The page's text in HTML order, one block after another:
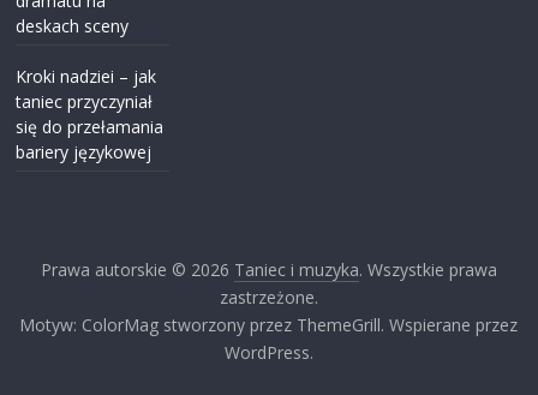
deskach sceny
Kroki nadziei – jak
taniec przyczyniał
się do przełamania
bariery językowej
Prawa autorskie © 2026 Taniec i muzyka. Wszystkie prawa
zastrzeżone.
Motyw: ColorMag stworzony przez ThemeGrill. Wspierane przez
WordPress.